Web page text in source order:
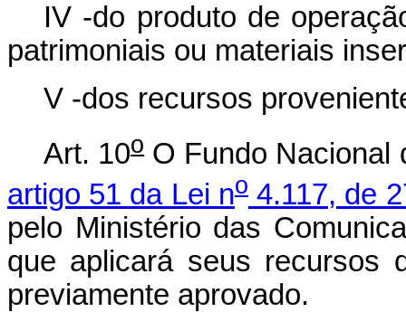
IV -do produto de
patrimoniais ou materiais
V -dos recursos
Art. 10oO Fundo Nacional
artigo 51 da Lei no4.117, de
pelo Ministério das
que aplicará seus recursos
previamente aprovado.